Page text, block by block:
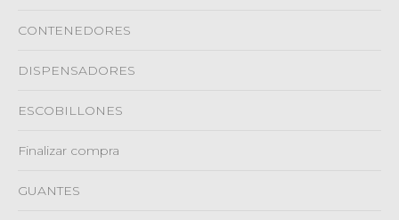
CONTENEDORES
DISPENSADORES
ESCOBILLONES
Finalizar compra
GUANTES